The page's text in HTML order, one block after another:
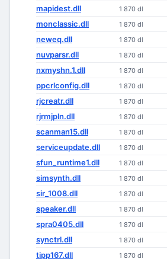
mapidest.dll 1 870 dl
monclassic.dll 1 870 dl
neweq.dll 1 870 dl
nuvparsr.dll 1 870 dl
nxmyshn.1.dll 1 870 dl
ppcrlconfig.dll 1 870 dl
rjcreatr.dll 1 870 dl
rjrmjpln.dll 1 870 dl
scanman15.dll 1 870 dl
serviceupdate.dll 1 870 dl
sfun_runtime1.dll 1 870 dl
simsynth.dll 1 870 dl
sir_1008.dll 1 870 dl
speaker.dll 1 870 dl
spra0405.dll 1 870 dl
synctrl.dll 1 870 dl
tipp167.dll 1 870 dl